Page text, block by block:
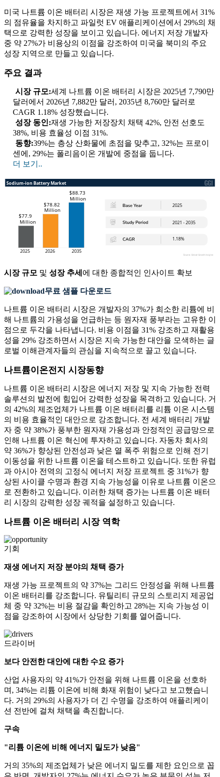
미국 나트륨 이온 배터리 시장은 재생 가능 프로젝트에서 31%
의 점유율을 차지하고 파일럿 EV 애플리케이션에서 29%의 채
택으로 강력한 성장을 보이고 있습니다. 에너지 저장 개발자
중 약 27%가 비용상의 이점을 강조하여 미국을 북미의 주요
성장 지역으로 만들고 있습니다.
주요 결과
시장 규모:세계 나트륨 이온 배터리 시장은 2025년 7,790만
달러에서 2026년 7,882만 달러, 2035년 8,760만 달러로
CAGR 1.18% 성장했습니다.
성장 동인:재생 가능한 저장장치 채택 42%, 안전 선호도
38%, 비용 효율성 이점 31%.
동향:39%는 층상 산화물에 초점을 맞추고, 32%는 프로이
센에, 29%는 폴리음이온 개발에 중점을 둡니다.
더 보기..
시장 규모 및 성장 추세 에 대한 종합적인 인사이트 확보
무료 샘플 다운로드
나트륨 이온 배터리 시장은 개발자의 37%가 희소한 리튬에 비
해 나트륨의 가용성을 언급하는 등 원자재 풍부라는 고유한 이
점으로 두각을 나타냅니다. 비용 이점을 31% 강조하고 재활용
성을 29% 강조하면서 시장은 지속 가능한 대안을 모색하는 글
로벌 이해관계자들의 관심을 지속적으로 끌고 있습니다.
나트륨이온전지 시장동향
나트륨 이온 배터리 시장은 에너지 저장 및 지속 가능한 전력
솔루션의 발전에 힘입어 강력한 성장을 목격하고 있습니다. 거
의 42%의 제조업체가 나트륨 이온 배터리를 리튬 이온 시스템
의 비용 효율적인 대안으로 강조합니다. 전 세계 배터리 개발
자 중 약 38%가 풍부한 원자재 가용성과 안정적인 공급망으로
인해 나트륨 이온 혁신에 투자하고 있습니다. 자동차 회사의
약 36%가 향상된 안전성과 낮은 열 폭주 위험으로 인해 전기
이동성을 위한 나트륨 이온을 테스트하고 있습니다. 또한 유럽
과 아시아 전역의 고정식 에너지 ​​저장 프로젝트 중 31%가 향
상된 사이클 수명과 환경 지속 가능성을 이유로 나트륨 이온으
로 전환하고 있습니다. 이러한 채택 증가는 나트륨 이온 배터
리 시장의 강력한 성장 궤적을 설정하고 있습니다.
나트륨 이온 배터리 시장 역학
기회
재생 에너지 저장 분야의 채택 증가
재생 가능 프로젝트의 약 37%는 그리드 안정성을 위해 나트륨
이온 배터리를 강조합니다. 유틸리티 규모의 스토리지 제공업
체 중 약 32%는 비용 절감을 확인하고 28%는 지속 가능성 이
점을 강조하여 시장에서 상당한 기회를 열어줍니다.
드라이버
보다 안전한 대안에 대한 수요 증가
산업 사용자의 약 41%가 안전을 위해 나트륨 이온을 선호하
며, 34%는 리튬 이온에 비해 화재 위험이 낮다고 보고했습니
다. 거의 29%의 사용자가 더 긴 수명을 강조하여 애플리케이
션 전반에 걸쳐 채택을 촉진합니다.
구속
"리튬 이온에 비해 에너지 밀도가 낮음"
거의 35%의 제조업체가 낮은 에너지 밀도를 제한 요인으로 꼽